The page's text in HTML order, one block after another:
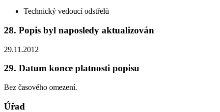
Technický vedoucí odstřelů
28. Popis byl naposledy aktualizován
29.11.2012
29. Datum konce platnosti popisu
Bez časového omezení.
Úřad